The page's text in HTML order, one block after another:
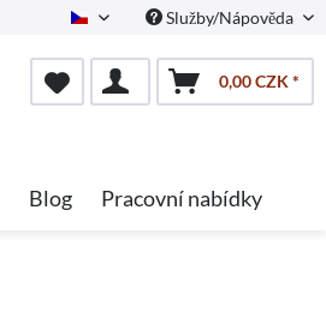
Czech Služby/Nápověda
0,00 CZK *
Blog Pracovní nabídky